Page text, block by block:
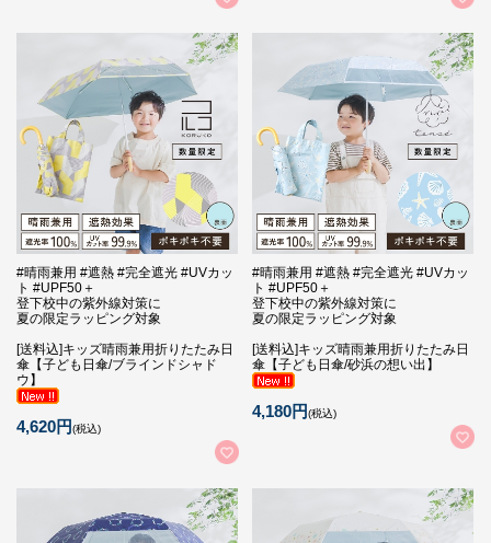
#晴雨兼用 #遮熱 #完全遮光 #UVカッ
ト #UPF50＋
登下校中の紫外線対策に
夏の限定ラッピング対象
[送料込]キッズ晴雨兼用折りたたみ日
傘【子ども日傘/ブラインドシャド
ウ】
4,620円(税込)
#晴雨兼用 #遮熱 #完全遮光 #UVカッ
ト #UPF50＋
登下校中の紫外線対策に
夏の限定ラッピング対象
[送料込]キッズ晴雨兼用折りたたみ日
傘【子ども日傘/砂浜の想い出】
4,180円(税込)